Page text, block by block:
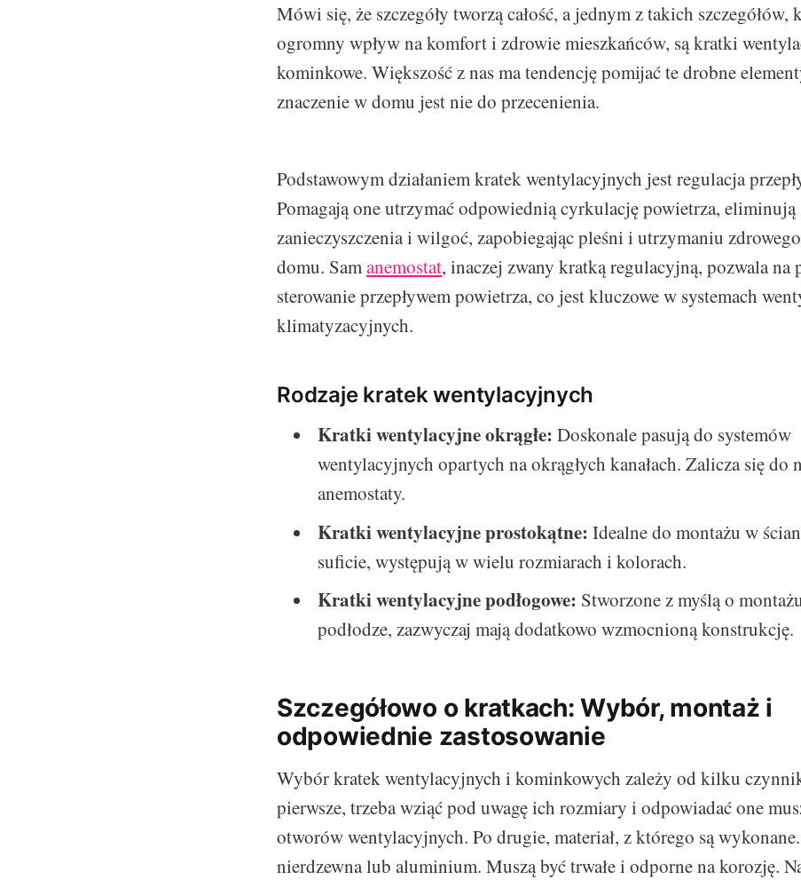
Mówi się, że szczegóły tworzą całość, a jednym z takich szczegółów,
ogromny wpływ na komfort i zdrowie mieszkańców, są kratki
kominkowe. Większość z nas ma tendencję pomijać te drobne
znaczenie w domu jest nie do przecenienia.
Podstawowym działaniem kratek wentylacyjnych jest regulacja
Pomagają one utrzymać odpowiednią cyrkulację powietrza, eliminują
zanieczyszczenia i wilgoć, zapobiegając pleśni i utrzymaniu
domu. Samanemostat, inaczej zwany kratką regulacyjną, pozwala na
sterowanie przepływem powietrza, co jest kluczowe w systemach
klimatyzacyjnych.
Rodzaje kratek wentylacyjnych
Kratki wentylacyjne okrągłe: Doskonale pasują do systemów
wentylacyjnych opartych na okrągłych kanałach. Zalicza się do
anemostaty.
Kratki wentylacyjne prostokątne: Idealne do montażu w
suficie, występują w wielu rozmiarach i kolorach.
Kratki wentylacyjne podłogowe: Stworzone z myślą o
podłodze, zazwyczaj mają dodatkowo wzmocnioną konstrukcję.
Szczegółowo o kratkach: Wybór, montaż i
odpowiednie zastosowanie
Wybór kratek wentylacyjnych i kominkowych zależy od kilku
pierwsze, trzeba wziąć pod uwagę ich rozmiary i odpowiadać one
otworów wentylacyjnych. Po drugie, materiał, z którego są
nierdzewna lub aluminium. Muszą być trwałe i odporne na korozję.